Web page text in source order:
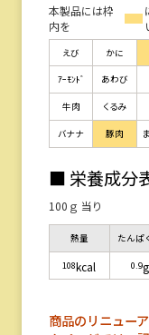
本製品には枠
内を
えび かに
ｱｰﾓﾝﾄﾞ あわび
牛肉 くるみ
バナナ 豚肉
■ 栄養成分
100ｇ 当り
熱量
108kcal
たんぱ
0.9g
商品のリニュー